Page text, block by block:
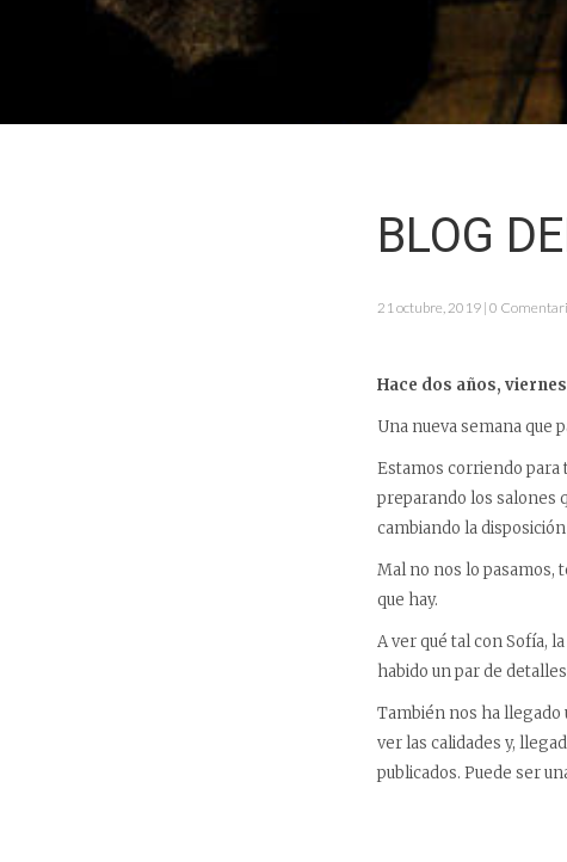
BLOG
21 octubre, 2019 | 0
Hace dos años,
Una nueva semana que
Estamos corriendo para
preparando los salones
cambiando la
Mal no nos lo pasamos,
que hay.
A ver qué tal con Sofía,
habido un par de
También nos ha llegado
ver las calidades y,
publicados. Puede ser